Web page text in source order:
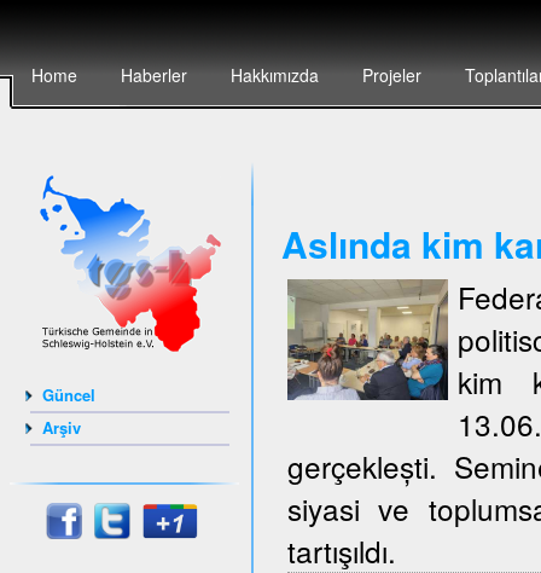
Home Haberler Hakkımızda Projeler
Güncel
Arşiv
Aslında kim
kim
gerçeklești.
siyasi ve
tartışıldı.